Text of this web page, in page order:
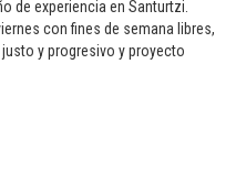
de experiencia en Santurtzi.
con fines de semana libres,
y progresivo y proyecto